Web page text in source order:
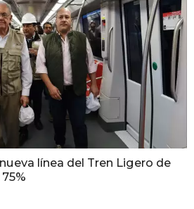
línea del Tren Ligero de